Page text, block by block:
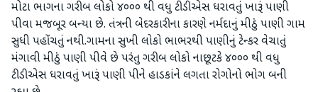
મોટા ભાગના ગરીબ લોકો ૪૦૦૦ થી વધુ ટીડીએસ ધરાવતું ખારૂં પાણી
પીવા મજબૂર બન્યા છે. તંત્રની બેદરકારીના કારણે નર્મદાનું મીઠું પાણી ગામ
સુધી પહોંચતું નથી.ગામના સુખી લોકો ભાભરથી પાણીનું ટેન્કર વેચાતું
મંગાવી મીઠું પાણી પીવે છે પરંતુ ગરીબ લોકો નાછૂટકે ૪૦૦૦ થી વધુ
ટીડીએસ ધરાવતું ખારૂં પાણી પીને હાડકાંને લગતા રોગોનો ભોગ બની